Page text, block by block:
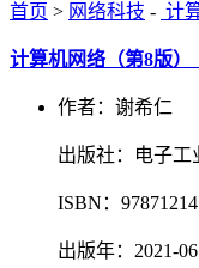
首页 > 网络科技 - 计
计算机网络（第8版）
作者：谢希仁
出版社：电子工
ISBN：
出版年：2021-06